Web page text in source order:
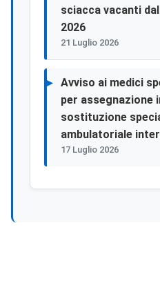
sciacca vacanti
2026
21 Luglio 2026
Avviso ai medici
per assegnazione
sostituzione
ambulatoriale
17 Luglio 2026